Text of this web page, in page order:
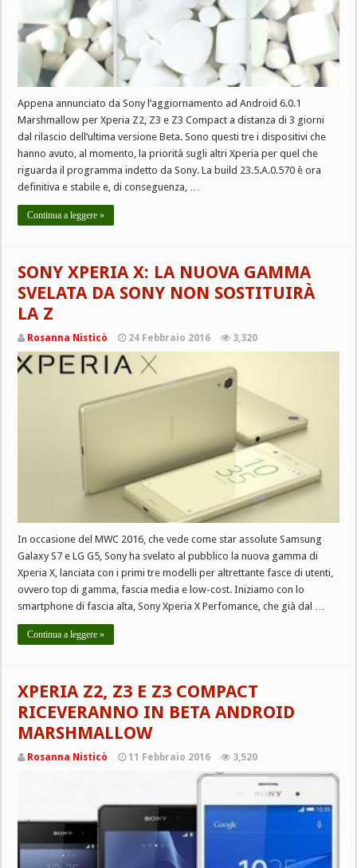
Appena annunciato da Sony l’aggiornamento ad Android 6.0.1
Marshmallow per Xperia Z2, Z3 e Z3 Compact a distanza di 3 giorni
dal rilascio dell’ultima versione Beta. Sono questi tre i dispositivi che
hanno avuto, al momento, la priorità sugli altri Xperia per quel che
riguarda il programma indetto da Sony. La build 23.5.A.0.570 è ora
definitiva e stabile e, di conseguenza, …
Continua a leggere »
SONY XPERIA X: LA NUOVA GAMMA
SVELATA DA SONY NON SOSTITUIRÀ
LA Z
Rosanna Nisticò 24 Febbraio 2016 3,320
In occasione del MWC 2016, che vede come star assolute Samsung
Galaxy S7 e LG G5, Sony ha svelato al pubblico la nuova gamma di
Xperia X, lanciata con i primi tre modelli per altrettante fasce di utenti,
ovvero top di gamma, fascia media e low-cost. Iniziamo con lo
smartphone di fascia alta, Sony Xperia X Perfomance, che già dal …
Continua a leggere »
XPERIA Z2, Z3 E Z3 COMPACT
RICEVERANNO IN BETA ANDROID
MARSHMALLOW
Rosanna Nisticò 11 Febbraio 2016 3,520